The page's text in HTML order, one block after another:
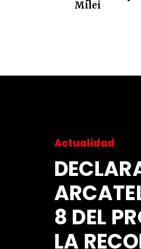
Milei
Actualidad
8 DEL
LA